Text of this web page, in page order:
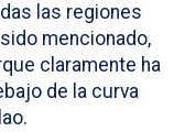
las regiones
mencionado,
claramente ha
de la curva